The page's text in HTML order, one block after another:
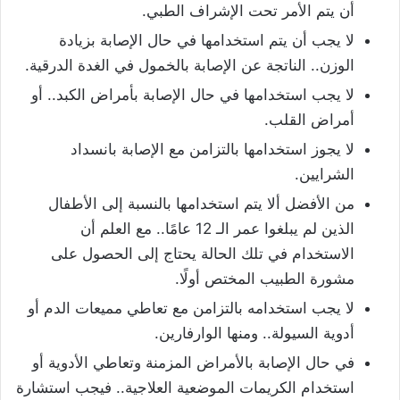
أن يتم الأمر تحت الإشراف الطبي.
لا يجب أن يتم استخدامها في حال الإصابة بزيادة
الوزن.. الناتجة عن الإصابة بالخمول في الغدة الدرقية.
لا يجب استخدامها في حال الإصابة بأمراض الكبد.. أو
أمراض القلب.
لا يجوز استخدامها بالتزامن مع الإصابة بانسداد
الشرايين.
من الأفضل ألا يتم استخدامها بالنسبة إلى الأطفال
الذين لم يبلغوا عمر الـ 12 عامًا.. مع العلم أن
الاستخدام في تلك الحالة يحتاج إلى الحصول على
مشورة الطبيب المختص أولًا.
لا يجب استخدامه بالتزامن مع تعاطي مميعات الدم أو
أدوية السيولة.. ومنها الوارفارين.
في حال الإصابة بالأمراض المزمنة وتعاطي الأدوية أو
استخدام الكريمات الموضعية العلاجية.. فيجب استشارة